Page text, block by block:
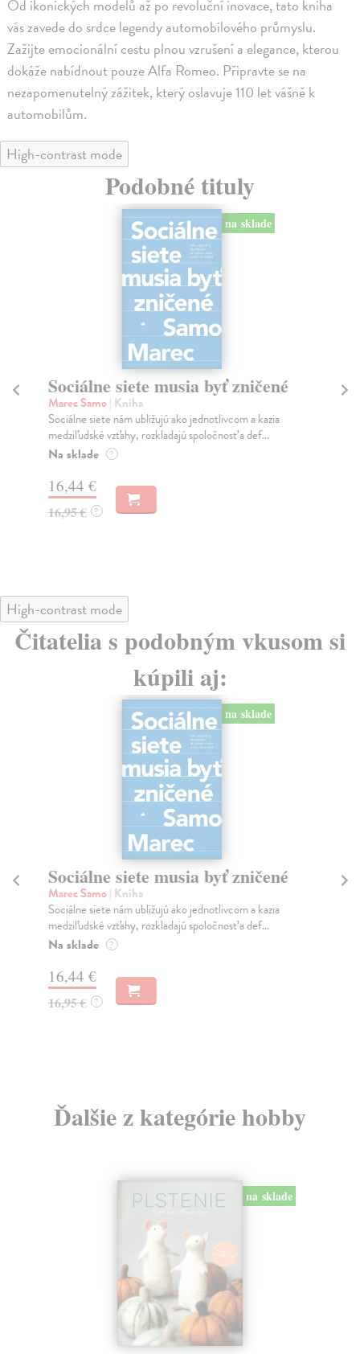
Od ikonických modelů až po revoluční inovace, tato kniha
vás zavede do srdce legendy automobilového průmyslu.
Zažijte emocionální cestu plnou vzrušení a elegance, kterou
dokáže nabídnout pouze Alfa Romeo. Připravte se na
nezapomenutelný zážitek, který oslavuje 110 let vášně k
automobilům.
High-contrast mode
Podobné tituly
na sklade
Sociálne siete musia byť zničené
Marec Samo| Kniha
Sociálne siete nám ubližujú ako jednotlivcom a kazia
medziľudské vzťahy, rozkladajú spoločnosť a def...
Na sklade ?
16,44 €
16,95 € ?
High-contrast mode
Čitatelia s podobným vkusom si
kúpili aj:
na sklade
Sociálne siete musia byť zničené
Marec Samo| Kniha
Sociálne siete nám ubližujú ako jednotlivcom a kazia
medziľudské vzťahy, rozkladajú spoločnosť a def...
Na sklade ?
16,44 €
16,95 € ?
Ďalšie z kategórie hobby
na sklade